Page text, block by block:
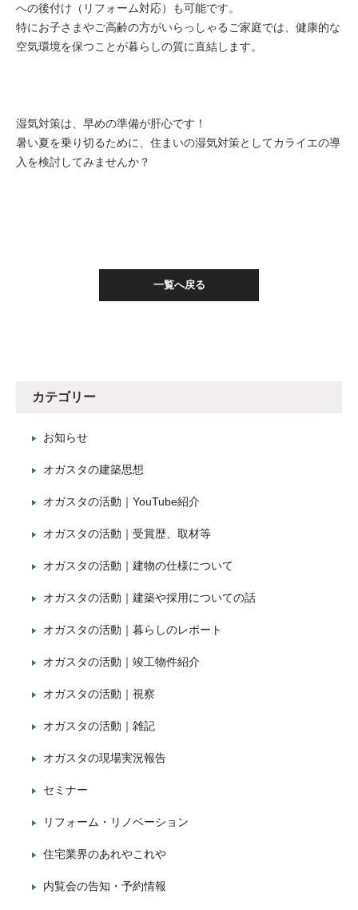
への後付け（リフォーム対応）も可能です。
特にお子さまやご高齢の方がいらっしゃるご家庭では、健康的な
空気環境を保つことが暮らしの質に直結します。
湿気対策は、早めの準備が肝心です！
暑い夏を乗り切るために、住まいの湿気対策としてカライエの導
入を検討してみませんか？
一覧へ戻る
カテゴリー
お知らせ
オガスタの建築思想
オガスタの活動｜YouTube紹介
オガスタの活動｜受賞歴、取材等
オガスタの活動｜建物の仕様について
オガスタの活動｜建築や採用についての話
オガスタの活動｜暮らしのレポート
オガスタの活動｜竣工物件紹介
オガスタの活動｜視察
オガスタの活動｜雑記
オガスタの現場実況報告
セミナー
リフォーム・リノベーション
住宅業界のあれやこれや
内覧会の告知・予約情報